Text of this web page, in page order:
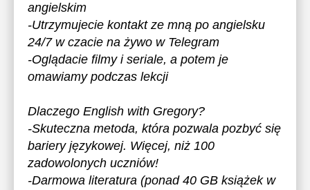
angielskim
-Utrzymujecie kontakt ze mną po angielsku
24/7 w czacie na żywo w Telegram
-Oglądacie filmy i seriale, a potem je
omawiamy podczas lekcji
Dlaczego English with Gregory?
-Skuteczna metoda, która pozwala pozbyć się
bariery językowej. Więcej, niż 100
zadowolonych uczniów!
-Darmowa literatura (ponad 40 GB książek w